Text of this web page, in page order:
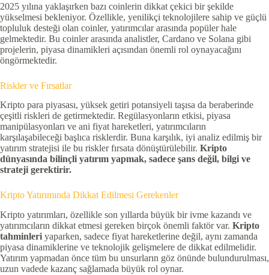
2025 yılına yaklaşırken bazı coinlerin dikkat çekici bir şekilde
yükselmesi bekleniyor. Özellikle, yenilikçi teknolojilere sahip ve güçlü
topluluk desteği olan coinler, yatırımcılar arasında popüler hale
gelmektedir. Bu coinler arasında analistler, Cardano ve Solana gibi
projelerin, piyasa dinamikleri açısından önemli rol oynayacağını
öngörmektedir.
Riskler ve Fırsatlar
Kripto para piyasası, yüksek getiri potansiyeli taşısa da beraberinde
çeşitli riskleri de getirmektedir. Regülasyonların etkisi, piyasa
manipülasyonları ve ani fiyat hareketleri, yatırımcıların
karşılaşabileceği başlıca risklerdir. Buna karşılık, iyi analiz edilmiş bir
yatırım stratejisi ile bu riskler fırsata dönüştürülebilir. Kripto
dünyasında bilinçli yatırım yapmak, sadece şans değil, bilgi ve
strateji gerektirir.
Kripto Yatırımında Dikkat Edilmesi Gerekenler
Kripto yatırımları, özellikle son yıllarda büyük bir ivme kazandı ve
yatırımcıların dikkat etmesi gereken birçok önemli faktör var. Kripto
tahminleri yaparken, sadece fiyat hareketlerine değil, aynı zamanda
piyasa dinamiklerine ve teknolojik gelişmelere de dikkat edilmelidir.
Yatırım yapmadan önce tüm bu unsurların göz önünde bulundurulması,
uzun vadede kazanç sağlamada büyük rol oynar.